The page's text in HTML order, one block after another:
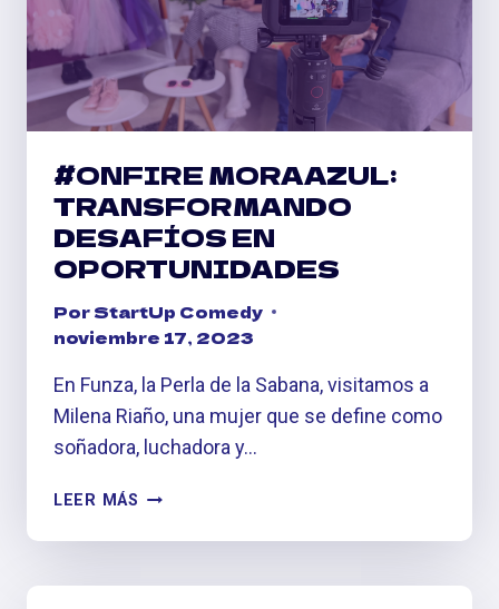
#ONFIRE MORAAZUL:
TRANSFORMANDO
DESAFÍOS EN
OPORTUNIDADES
PorStartUp Comedy
noviembre 17, 2023
En Funza, la Perla de la Sabana, visitamos a
Milena Riaño, una mujer que se define como
soñadora, luchadora y…
LEER MÁS #ONFIRE
TRANSFORMANDO